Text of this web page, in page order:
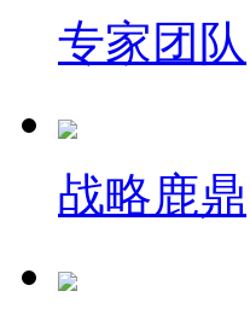
专家团队
战略鹿鼎